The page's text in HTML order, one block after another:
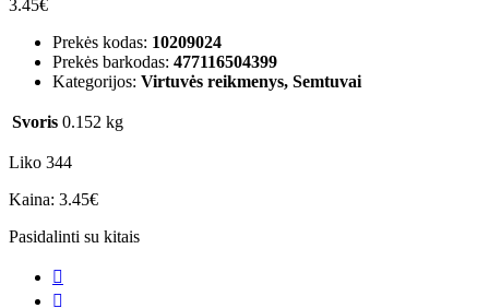
3.45€
Prekės kodas: 10209024
Prekės barkodas: 477116504399
Kategorijos: Virtuvės reikmenys, Semtuvai
Svoris 0.152 kg
Liko 344
Kaina: 3.45€
Pasidalinti su kitais